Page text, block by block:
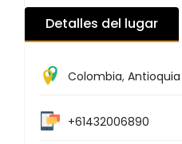
Detalles del lugar
Colombia, Antioquia
+61432006890